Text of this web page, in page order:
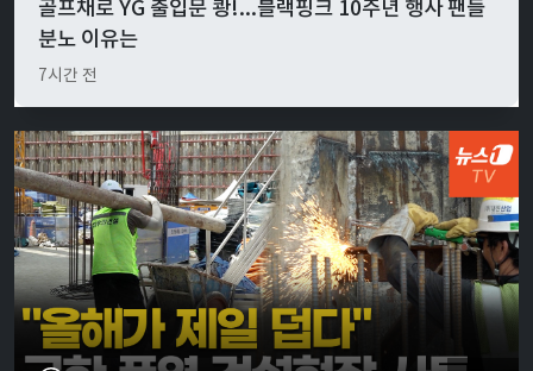
골프채로 YG 출입문 쾅!...블랙핑크 10주년 행사 팬들
분노 이유는
7시간 전